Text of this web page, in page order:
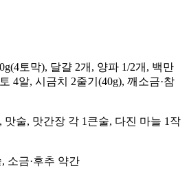
토막), 달걀 2개, 양파 1/2개, 백만
4알, 시금치 2줄기(40g), 깨소금·참
맛술, 맛간장 각 1큰술, 다진 마늘 1작
소금·후추 약간